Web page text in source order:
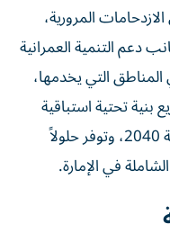
المرورية،
دعم التنمية العمرانية
التي يخدمها،
تحتية استباقية
تُواكب مستهدفات خطة دبي الحضرية 2040، وتوفر حلولاً
في الإمارة.